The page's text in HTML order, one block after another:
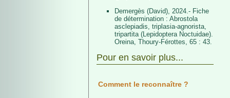
Demergès (David), 2024.- Fiche
de détermination : Abrostola
asclepiadis, triplasia-agnorista,
tripartita (Lepidoptera Noctuidae).
Oreina, Thoury-Férottes, 65 : 43.
Pour en savoir plus...
Comment le reconnaître ?